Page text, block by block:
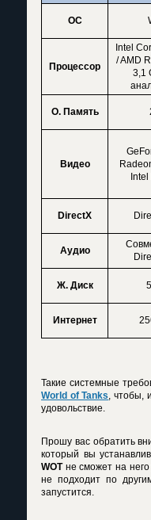
ОС
Процессор
Intel
/ AMD
3,1
О. Память
Видео
DirectX
Аудио
Ж. Диск
Интернет
Такие системные
World of Tanks, чтобы,
удовольствие.
Прошу вас обратить
который вы
WOTне сможет на него
не подходит по
запустится.